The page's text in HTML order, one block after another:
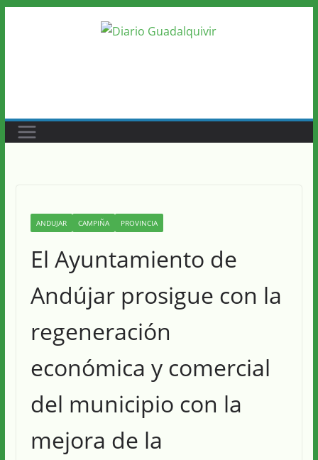
ANDUJAR CAMPIÑA PROVINCIA
El Ayuntamiento de
Andújar prosigue con la
regeneración
económica y comercial
del municipio con la
mejora de la